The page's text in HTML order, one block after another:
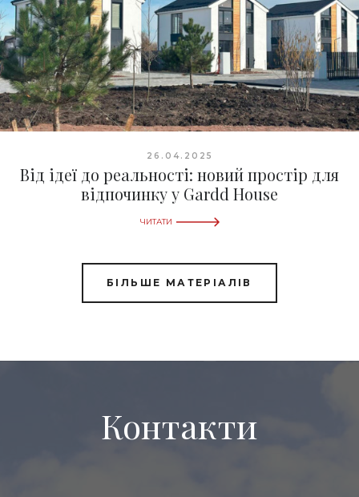
26.04.2025
Від ідеї до реальності: новий простір для
відпочинку​ у Gardd House
ЧИТАТИ
БІЛЬШЕ МАТЕРІАЛІВ
Контакти